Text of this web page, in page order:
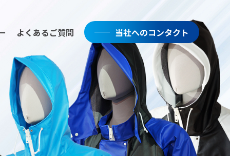
よくあるご質問 当社へのコンタクト